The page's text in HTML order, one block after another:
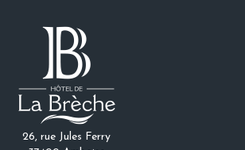
26, rue Jules Ferry